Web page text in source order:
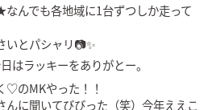
んでも各地域に1台ずつしか走って
いとパシャリ📷✨
はラッキーをありがとー。
♡のMKやった！！
に聞いてびびった（笑）今年ええこ